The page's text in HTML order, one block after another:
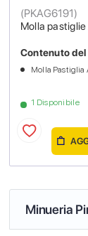
Molla
(PKAG6191)
1 Disponibile
Contenuto del
Molla Pastiglia
Minueria